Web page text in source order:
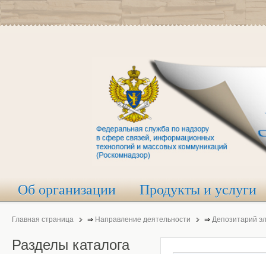
Об организации Продукты и услуги
Главная страница ⇒ Направление деятельности ⇒ Депозитарий
Разделы каталога